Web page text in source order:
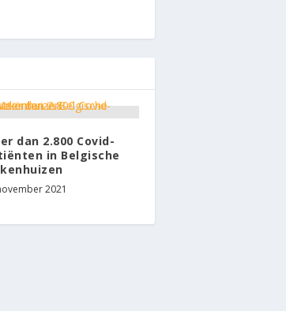
dan 2.800 Covid-
in Belgische
2021